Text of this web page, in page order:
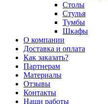
Столы
Стулья
Тумбы
Шкафы
О компании
Доставка и оплата
Как заказать?
Партнерам
Материалы
Отзывы
Контакты
Наши работы